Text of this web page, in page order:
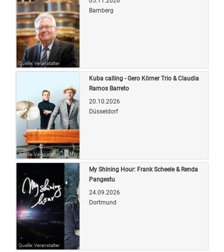
Quelle: Veranstalter
Bamberg
Quelle: Veranstalter
Kuba calling - Gero Körner Trio & Claudia
Ramos Barreto
20.10.2026
Düsseldorf
Quelle: Veranstalter
My Shining Hour: Frank Scheele & Renda
Pangestu
24.09.2026
Dortmund